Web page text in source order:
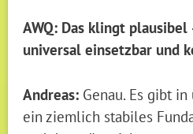
AWQ: Das klingt
universal einsetzbar und
Andreas: Genau. Es gibt
ein ziemlich stabiles